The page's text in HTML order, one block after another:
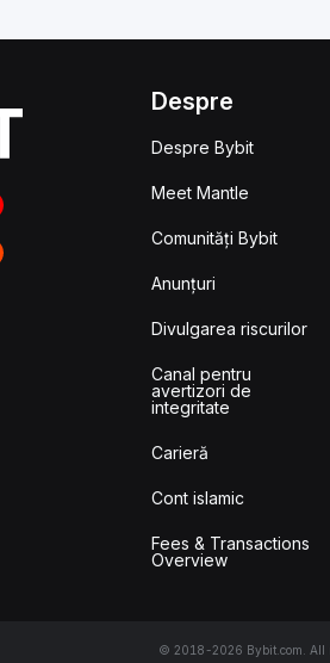
Despre
Despre Bybit
Meet Mantle
Comunități Bybit
Anunțuri
Divulgarea riscurilor
Canal pentru
avertizori de
integritate
Carieră
Cont islamic
Fees & Transactions
Overview
© 2018-2026 Bybit.com. All